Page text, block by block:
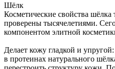
Шёлк
Косметические свойства
проверены тысячелетиями.
компонентом элитной
Делает кожу гладкой и
в протеинах натурального